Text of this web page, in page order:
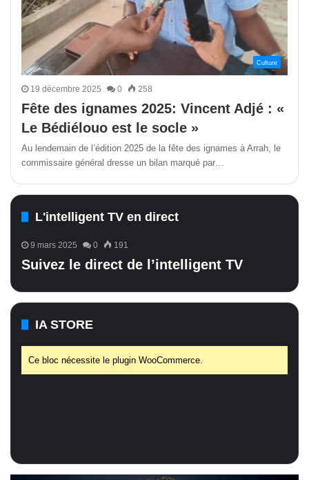
Culture
19 décembre 2025 0 258
Fête des ignames 2025: Vincent Adjé : «
Le Bédiélouo est le socle »
Au lendemain de l’édition 2025 de la fête des ignames à Arrah, le
commissaire général dresse un bilan marqué par…
L'intelligent TV en direct
9 mars 2025 0 191
Suivez le direct de l’intelligent TV
IA STORE
Ce bloc nécessite le plugin WooCommerce.